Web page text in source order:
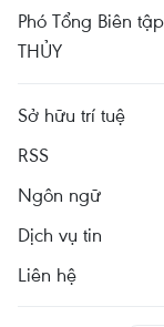
Phó Tổng Biên
THỦY
Sở hữu trí tuệ
RSS
Ngôn ngữ
Dịch vụ tin
Liên hệ